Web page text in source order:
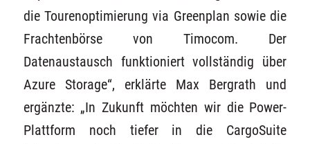
die Tourenoptimierung via Greenplan sowie die
Frachtenbörse von Timocom. Der
Datenaustausch funktioniert vollständig über
Azure Storage“, erklärte Max Bergrath und
ergänzte: „In Zukunft möchten wir die Power-
Plattform noch tiefer in die CargoSuite